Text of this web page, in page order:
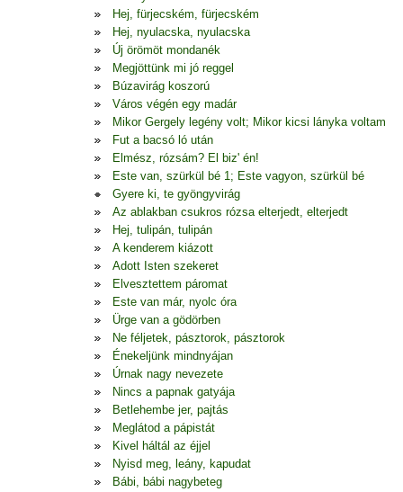
Hej, fürjecském, fürjecském
Hej, nyulacska, nyulacska
Új örömöt mondanék
Megjöttünk mi jó reggel
Búzavirág koszorú
Város végén egy madár
Mikor Gergely legény volt; Mikor kicsi lányka voltam
Fut a bacsó ló után
Elmész, rózsám? El biz' én!
Este van, szürkül bé 1; Este vagyon, szürkül bé
Gyere ki, te gyöngyvirág
Az ablakban csukros rózsa elterjedt, elterjedt
Hej, tulipán, tulipán
A kenderem kiázott
Adott Isten szekeret
Elvesztettem páromat
Este van már, nyolc óra
Ürge van a gödörben
Ne féljetek, pásztorok, pásztorok
Énekeljünk mindnyájan
Úrnak nagy nevezete
Nincs a papnak gatyája
Betlehembe jer, pajtás
Meglátod a pápistát
Kivel háltál az éjjel
Nyisd meg, leány, kapudat
Bábi, bábi nagybeteg